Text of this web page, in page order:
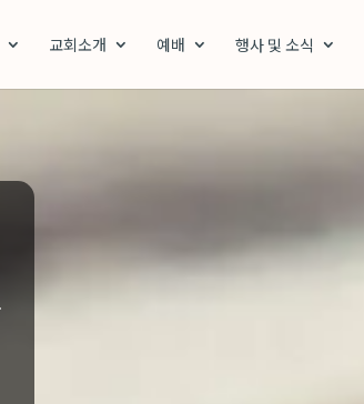
교회소개 예배 행사 및 소식